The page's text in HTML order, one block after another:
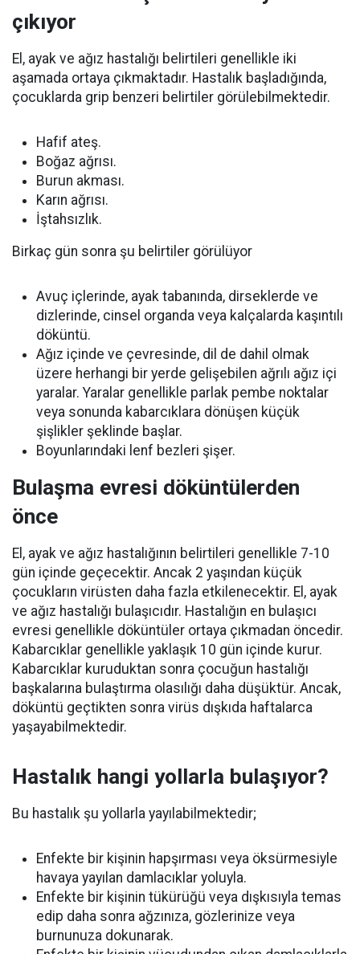
çıkıyor
El, ayak ve ağız hastalığı belirtileri genellikle iki
aşamada ortaya çıkmaktadır. Hastalık başladığında,
çocuklarda grip benzeri belirtiler görülebilmektedir.
Hafif ateş.
Boğaz ağrısı.
Burun akması.
Karın ağrısı.
İştahsızlık.
Birkaç gün sonra şu belirtiler görülüyor
Avuç içlerinde, ayak tabanında, dirseklerde ve
dizlerinde, cinsel organda veya kalçalarda kaşıntılı
döküntü.
Ağız içinde ve çevresinde, dil de dahil olmak
üzere herhangi bir yerde gelişebilen ağrılı ağız içi
yaralar. Yaralar genellikle parlak pembe noktalar
veya sonunda kabarcıklara dönüşen küçük
şişlikler şeklinde başlar.
Boyunlarındaki lenf bezleri şişer.
Bulaşma evresi döküntülerden
önce
El, ayak ve ağız hastalığının belirtileri genellikle 7-10
gün içinde geçecektir. Ancak 2 yaşından küçük
çocukların virüsten daha fazla etkilenecektir. El, ayak
ve ağız hastalığı bulaşıcıdır. Hastalığın en bulaşıcı
evresi genellikle döküntüler ortaya çıkmadan öncedir.
Kabarcıklar genellikle yaklaşık 10 gün içinde kurur.
Kabarcıklar kuruduktan sonra çocuğun hastalığı
başkalarına bulaştırma olasılığı daha düşüktür. Ancak,
döküntü geçtikten sonra virüs dışkıda haftalarca
yaşayabilmektedir.
Hastalık hangi yollarla bulaşıyor?
Bu hastalık şu yollarla yayılabilmektedir;
Enfekte bir kişinin hapşırması veya öksürmesiyle
havaya yayılan damlacıklar yoluyla.
Enfekte bir kişinin tükürüğü veya dışkısıyla temas
edip daha sonra ağzınıza, gözlerinize veya
burnunuza dokunarak.